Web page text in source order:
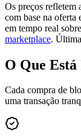
Os preços refletem
com base na oferta
em tempo real
marketplace.
O Que
Cada compra de
uma transação